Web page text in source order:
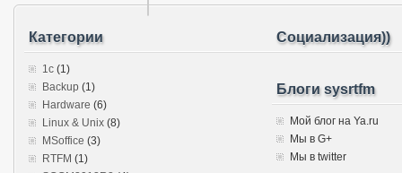
Категории
1c (1)
Backup (1)
Hardware (6)
Linux & Unix (8)
MSoffice (3)
RTFM (1)
Социализация))
Блоги sysrtfm
Мой блог на Ya.ru
Мы в G+
Мы в twitter